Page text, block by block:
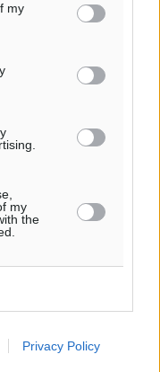
my
my
the
Privacy Policy
Υπουργό
κατέθεσε ο